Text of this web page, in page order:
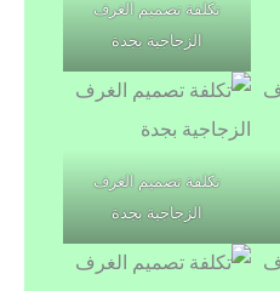
تكلفة تصميم الغرف
الزجاجية بجدة
تكلفة تصميم الغرف
الزجاجية بجدة